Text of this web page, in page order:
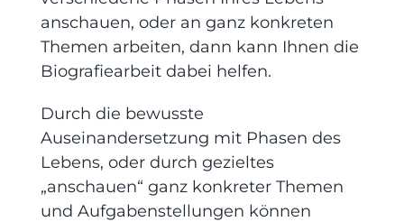
anschauen, oder an ganz konkreten
Themen arbeiten, dann kann Ihnen die
Biografiearbeit dabei helfen.
Durch die bewusste
Auseinandersetzung mit Phasen des
Lebens, oder durch gezieltes
„anschauen“ ganz konkreter Themen
und Aufgabenstellungen können